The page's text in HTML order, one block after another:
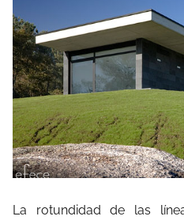
La rotundidad de las